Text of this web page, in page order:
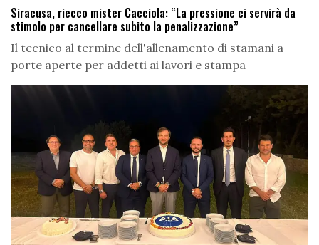
Siracusa, riecco mister Cacciola: “La pressione ci servirà da
stimolo per cancellare subito la penalizzazione”
Il tecnico al termine dell'allenamento di stamani a
porte aperte per addetti ai lavori e stampa